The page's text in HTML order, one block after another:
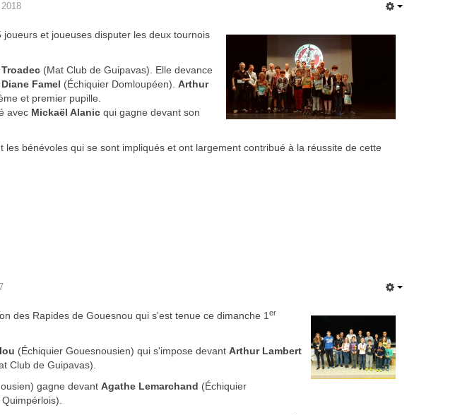
et joueuses disputer les deux tournois
(Mat Club de Guipavas). Elle devance
Diane Famel (Échiquier Domloupéen). Arthur
et premier pupille.
avec Mickaël Alanic qui gagne devant son
bénévoles qui se sont impliqués et ont largement contribué à la réussite de cette
des Rapides de Gouesnou qui s'est tenue ce dimanche 1 er
(Échiquier Gouesnousien) qui s'impose devant Arthur Lambert
Club de Guipavas).
gagne devant Agathe Lemarchand (Échiquier